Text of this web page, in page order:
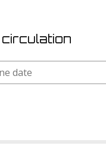
circulation